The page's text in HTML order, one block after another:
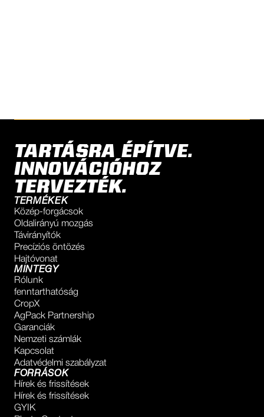
TARTÁSRA ÉPÍTVE.
INNOVÁCIÓHOZ
TERVEZTÉK.
TERMÉKEK
Közép-forgácsok
Oldalirányú mozgás
Távirányítók
Precíziós öntözés
Hajtóvonat
MINTEGY
Rólunk
fenntarthatóság
CropX
AgPack Partnership
Garanciák
Nemzeti számlák
Kapcsolat
Adatvédelmi szabályzat
FORRÁSOK
Hírek és frissítések
Hírek és frissítések
GYIK